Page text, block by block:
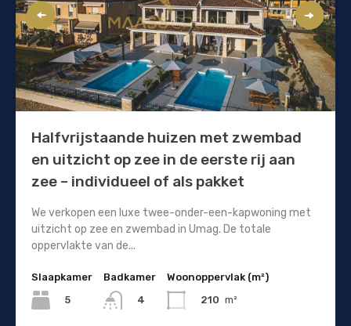
Halfvrijstaande huizen met zwembad
en uitzicht op zee in de eerste rij aan
zee – individueel of als pakket
We verkopen een luxe twee-onder-een-kapwoning met
uitzicht op zee en zwembad in Umag. De totale
oppervlakte van de...
Slaapkamer
5
Badkamer
4
Woonoppervlak (m²)
210 m²